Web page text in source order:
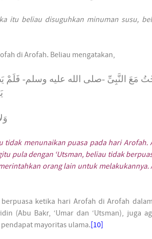
itu beliau disuguhkan minuman susu,
di Arofah. Beliau mengatakan,
مَعَ النَّبِىِّ -صلى الله عليه وسلم- فَلَمْ
tidak menunaikan puasa pada hari Arofah.
pula dengan ‘Utsman, beliau tidak
orang lain untuk melakukannya.
ketika hari Arofah di Arofah
(Abu Bakr, ‘Umar dan ‘Utsman), juga
mayoritas ulama.[10]